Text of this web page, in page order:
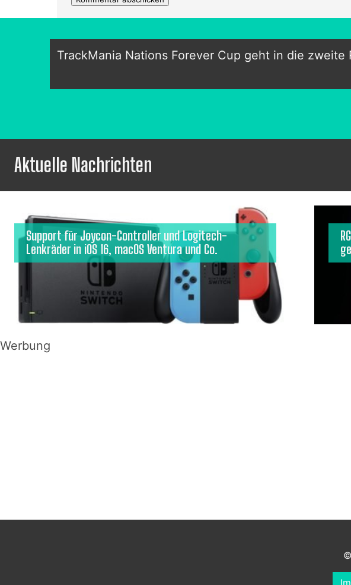
TrackMania Nations Forever Cup geht in die zweite
Aktuelle Nachrichten
Support für Joycon-Controller und Logitech-
Lenkräder in iOS 16, macOS Ventura und Co.
Werbung